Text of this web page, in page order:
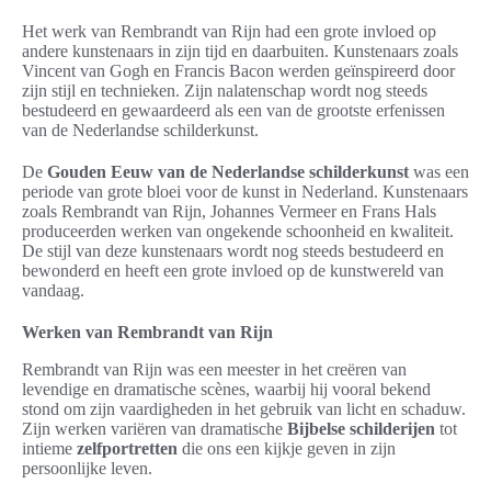
Het werk van Rembrandt van Rijn had een grote invloed op
andere kunstenaars in zijn tijd en daarbuiten. Kunstenaars zoals
Vincent van Gogh en Francis Bacon werden geïnspireerd door
zijn stijl en technieken. Zijn nalatenschap wordt nog steeds
bestudeerd en gewaardeerd als een van de grootste erfenissen
van de Nederlandse schilderkunst.
De Gouden Eeuw van de Nederlandse schilderkunst was een
periode van grote bloei voor de kunst in Nederland. Kunstenaars
zoals Rembrandt van Rijn, Johannes Vermeer en Frans Hals
produceerden werken van ongekende schoonheid en kwaliteit.
De stijl van deze kunstenaars wordt nog steeds bestudeerd en
bewonderd en heeft een grote invloed op de kunstwereld van
vandaag.
Werken van Rembrandt van Rijn
Rembrandt van Rijn was een meester in het creëren van
levendige en dramatische scènes, waarbij hij vooral bekend
stond om zijn vaardigheden in het gebruik van licht en schaduw.
Zijn werken variëren van dramatische Bijbelse schilderijen tot
intieme zelfportretten die ons een kijkje geven in zijn
persoonlijke leven.